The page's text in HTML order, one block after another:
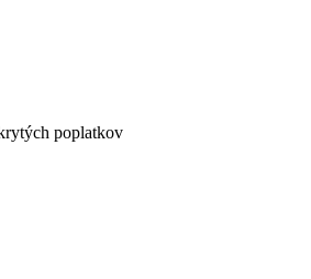
poplatkov